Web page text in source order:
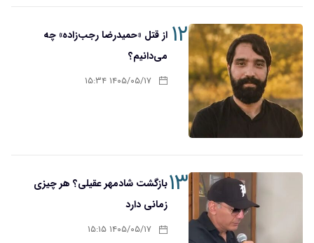
۱۲ از قتل «حمیدرضا رجب‌زاده» چه
می‌دانیم؟
۱۴۰۵/۰۵/۱۷ ۱۵:۳۴
۱۳بازگشت شادمهر عقیلی؟ هر چیزی
زمانی دارد
۱۴۰۵/۰۵/۱۷ ۱۵:۱۵